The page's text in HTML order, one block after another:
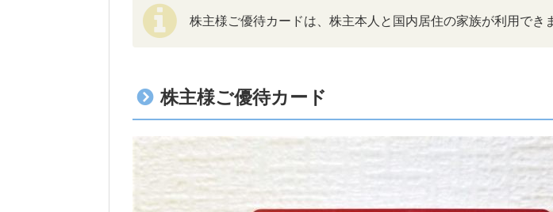
株主様ご優待カードは、株主本人と国内居住の家族が利用でき
株主様ご優待カード